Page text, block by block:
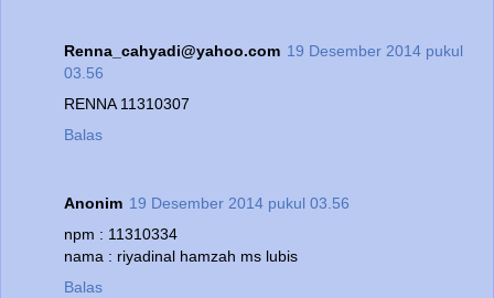
Renna_cahyadi@yahoo.com 19 Desember 2014 pukul
03.56
RENNA 11310307
Balas
Anonim 19 Desember 2014 pukul 03.56
npm : 11310334
nama : riyadinal hamzah ms lubis
Balas